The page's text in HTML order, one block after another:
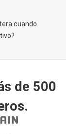
cuando
de 500